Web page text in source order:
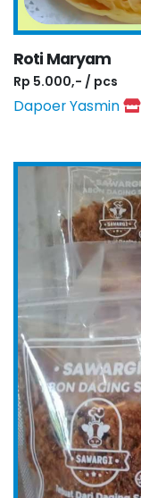
Roti Maryam
Rp 5.000,- / pcs
Dapoer Yasmin